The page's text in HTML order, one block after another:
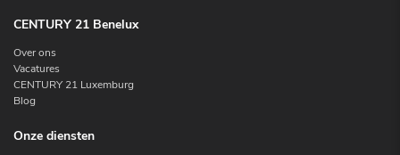
CENTURY 21 Benelux
Over ons
Vacatures
CENTURY 21 Luxemburg
Blog
Onze diensten